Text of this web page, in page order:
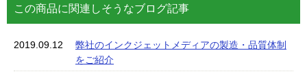
この商品に関連しそうなブログ記事
2019.09.12
弊社のインクジェットメディアの製造・品質体制
をご紹介